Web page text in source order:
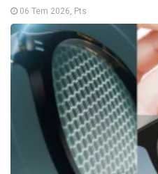
06 Tem 2026, Pts